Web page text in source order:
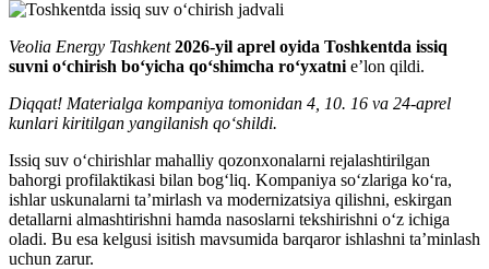
Veolia Energy Tashkent 2026-yil aprel oyida Toshkentda issiq
suvni o‘chirish bo‘yicha qo‘shimcha ro‘yxatni e’lon qildi.
Diqqat! Materialga kompaniya tomonidan 4, 10. 16 va 24-aprel
kunlari kiritilgan yangilanish qo‘shildi.
Issiq suv o‘chirishlar mahalliy qozonxonalarni rejalashtirilgan
bahorgi profilaktikasi bilan bog‘liq. Kompaniya so‘zlariga ko‘ra,
ishlar uskunalarni ta’mirlash va modernizatsiya qilishni, eskirgan
detallarni almashtirishni hamda nasoslarni tekshirishni o‘z ichiga
oladi. Bu esa kelgusi isitish mavsumida barqaror ishlashni ta’minlash
uchun zarur.